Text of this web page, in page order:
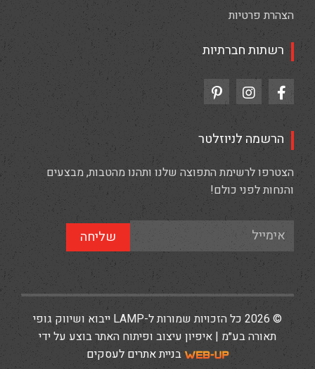
הצהרת פרטיות
רשתות חברתיות
הרשמה לניוזלטר
הצטרפו לרשימת התפוצה שלנו ותהנו מהטבות, מבצעים
והנחות לפני כולם!
שליחה
© 2026 כל הזכויות שמורות ל-LAMP ייבוא ושיווק גופי
תאורה בע״מ | איפיון עיצוב ופיתוח האתר בוצע על ידי
בניית אתרים לעסקים